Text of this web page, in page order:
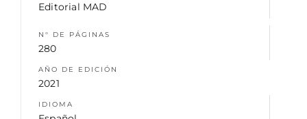
Editorial MAD
N° DE PÁGINAS
280
AÑO DE EDICIÓN
2021
IDIOMA